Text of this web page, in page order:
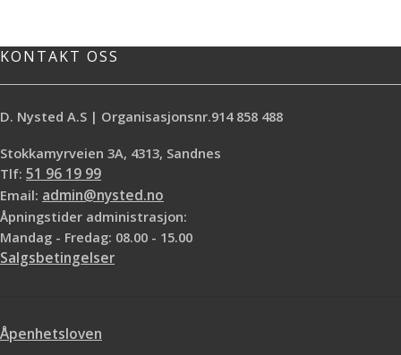
KONTAKT OSS
D. Nysted A.S | Organisasjonsnr.914 858 488
Stokkamyrveien 3A, 4313, Sandnes
Tlf: 51 96 19 99
Email: admin@nysted.no
Åpningstider administrasjon:
Mandag - Fredag: 08.00 - 15.00
Salgsbetingelser
Åpenhetsloven